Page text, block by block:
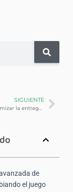
SIGUIENTE
Optimizar la entrega: Reduce kilómetros en la distribución de última milla
de
el juego